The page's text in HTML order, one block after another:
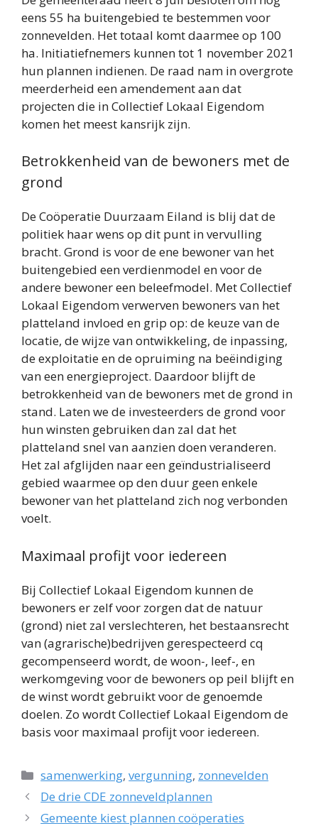
eens 55 ha buitengebied te bestemmen voor
zonnevelden. Het totaal komt daarmee op 100
ha. Initiatiefnemers kunnen tot 1 november 2021
hun plannen indienen. De raad nam in overgrote
meerderheid een amendement aan dat
projecten die in Collectief Lokaal Eigendom
komen het meest kansrijk zijn.
Betrokkenheid van de bewoners met de
grond
De Coöperatie Duurzaam Eiland is blij dat de
politiek haar wens op dit punt in vervulling
bracht. Grond is voor de ene bewoner van het
buitengebied een verdienmodel en voor de
andere bewoner een beleefmodel. Met Collectief
Lokaal Eigendom verwerven bewoners van het
platteland invloed en grip op: de keuze van de
locatie, de wijze van ontwikkeling, de inpassing,
de exploitatie en de opruiming na beëindiging
van een energieproject. Daardoor blijft de
betrokkenheid van de bewoners met de grond in
stand. Laten we de investeerders de grond voor
hun winsten gebruiken dan zal dat het
platteland snel van aanzien doen veranderen.
Het zal afglijden naar een geïndustrialiseerd
gebied waarmee op den duur geen enkele
bewoner van het platteland zich nog verbonden
voelt.
Maximaal profijt voor iedereen
Bij Collectief Lokaal Eigendom kunnen de
bewoners er zelf voor zorgen dat de natuur
(grond) niet zal verslechteren, het bestaansrecht
van (agrarische)bedrijven gerespecteerd cq
gecompenseerd wordt, de woon-, leef-, en
werkomgeving voor de bewoners op peil blijft en
de winst wordt gebruikt voor de genoemde
doelen. Zo wordt Collectief Lokaal Eigendom de
basis voor maximaal profijt voor iedereen.
Categorieën
samenwerking,vergunning, zonnevelden
De drie CDE zonneveldplannen
Gemeente kiest plannen coöperaties